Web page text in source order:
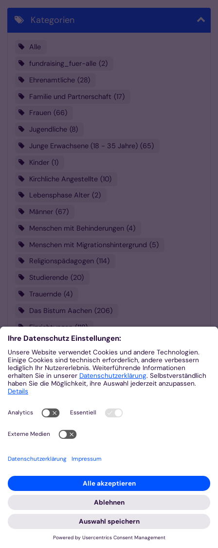
Kategorien
Alle
fundraising_fuer-alle 2
Ehrenamtliche 28
Familie und Partnerschaft 17
Frauen
66
Jugendliche 8
Junge Erwachsene (18 - 35 Jahre) 65
Kinder 1
Kirchliche Angestellte 10
Lebensphase Alter 2
Männer 67
Menschen mit Behinderungen 4
Menschen mit Migrationshintergrund 5
Religionspädagogen 114
Studierende 20
Trauernde 4
Das Bistum Aachen 206
Einrichtungen 118
Initiativen und Vereine 9
Orden und Geistliche Gemeinschaften 4
Orte von Kirche
5
Räte und Netzwerke
Ehrenamt 6
Flüchtlingsarbeit 5
Haltung zeigen - Demokratie verteidigen 4
Kindergarten 1
Kunst, Kultur, Musik 28
5